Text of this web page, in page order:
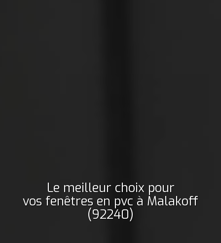
Le meilleur choix pour
vos fenêtres en pvc à Malakoff
(92240)